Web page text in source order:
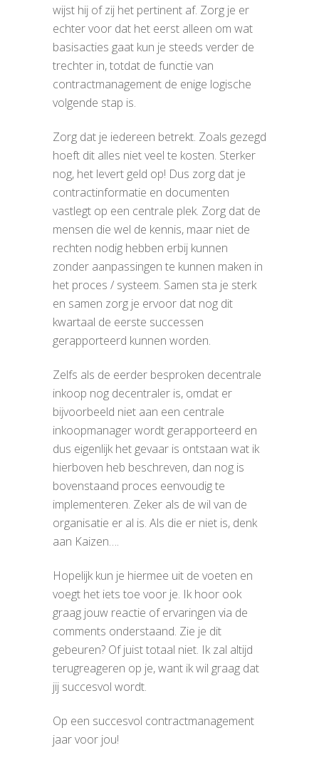
wijst hij of zij het pertinent af. Zorg je er
echter voor dat het eerst alleen om wat
basisacties gaat kun je steeds verder de
trechter in, totdat de functie van
contractmanagement de enige logische
volgende stap is.
Zorg dat je iedereen betrekt. Zoals gezegd
hoeft dit alles niet veel te kosten. Sterker
nog, het levert geld op! Dus zorg dat je
contractinformatie en documenten
vastlegt op een centrale plek. Zorg dat de
mensen die wel de kennis, maar niet de
rechten nodig hebben erbij kunnen
zonder aanpassingen te kunnen maken in
het proces / systeem. Samen sta je sterk
en samen zorg je ervoor dat nog dit
kwartaal de eerste successen
gerapporteerd kunnen worden.
Zelfs als de eerder besproken decentrale
inkoop nog decentraler is, omdat er
bijvoorbeeld niet aan een centrale
inkoopmanager wordt gerapporteerd en
dus eigenlijk het gevaar is ontstaan wat ik
hierboven heb beschreven, dan nog is
bovenstaand proces eenvoudig te
implementeren. Zeker als de wil van de
organisatie er al is. Als die er niet is, denk
aan Kaizen….
Hopelijk kun je hiermee uit de voeten en
voegt het iets toe voor je. Ik hoor ook
graag jouw reactie of ervaringen via de
comments onderstaand. Zie je dit
gebeuren? Of juist totaal niet. Ik zal altijd
terugreageren op je, want ik wil graag dat
jij succesvol wordt.
Op een succesvol contractmanagement
jaar voor jou!